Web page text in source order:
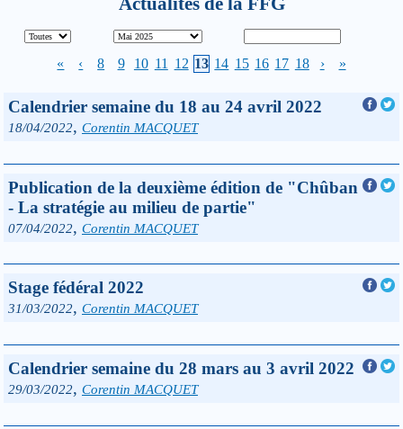
« ‹ 8 9 10 11 12 13 14 15 16 17 18 › »
Calendrier semaine du 18 au 24 avril 2022
18/04/2022, Corentin MACQUET
Publication de la deuxième édition de "Chûban
- La stratégie au milieu de partie"
07/04/2022, Corentin MACQUET
Stage fédéral 2022
31/03/2022, Corentin MACQUET
Calendrier semaine du 28 mars au 3 avril 2022
29/03/2022, Corentin MACQUET